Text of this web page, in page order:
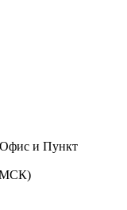
и Пункт